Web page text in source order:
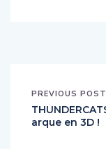
PREVIOUS POST
arque en 3D !